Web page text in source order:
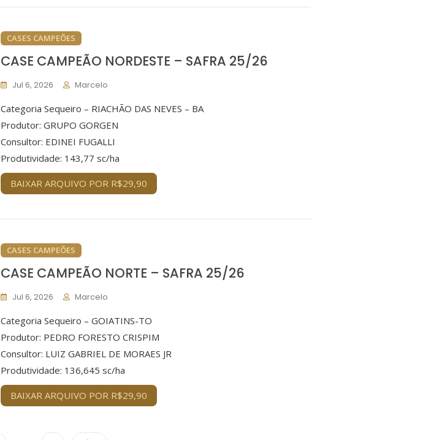
CASES CAMPEÕES
CASE CAMPEÃO NORDESTE – SAFRA 25/26
Jul 6, 2026 Marcelo
Categoria Sequeiro – RIACHÃO DAS NEVES – BA
Produtor: GRUPO GORGEN
Consultor: EDINEI FUGALLI
Produtividade: 143,77 sc/ha
BAIXAR ARQUIVO POR R$29,90
CASES CAMPEÕES
CASE CAMPEÃO NORTE – SAFRA 25/26
Jul 6, 2026 Marcelo
Categoria Sequeiro – GOIATINS-TO
Produtor: PEDRO FORESTO CRISPIM
Consultor: LUIZ GABRIEL DE MORAES JR
Produtividade: 136,645 sc/ha
BAIXAR ARQUIVO POR R$29,90